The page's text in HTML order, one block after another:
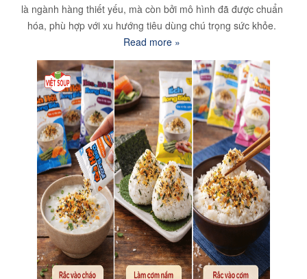
là ngành hàng thiết yếu, mà còn bởi mô hình đã được chuẩn
hóa, phù hợp với xu hướng tiêu dùng chú trọng sức khỏe.
Read more »